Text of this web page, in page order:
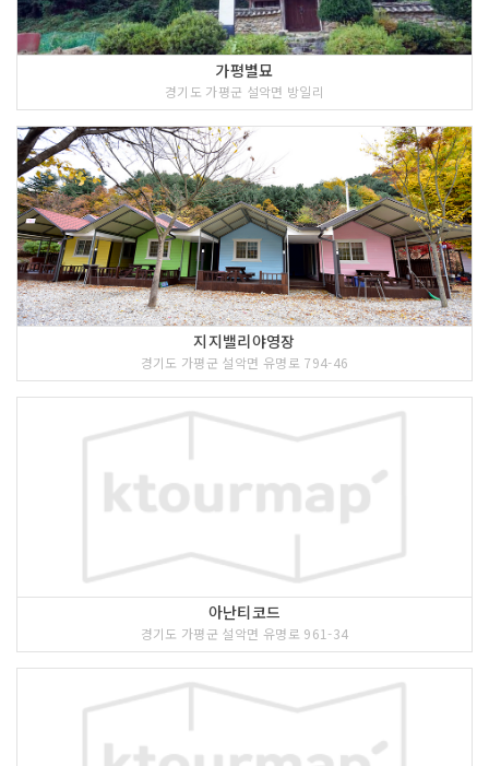
가평별묘
경기도 가평군 설악면 방일리
지지밸리야영장
경기도 가평군 설악면 유명로 794-46
아난티코드
경기도 가평군 설악면 유명로 961-34